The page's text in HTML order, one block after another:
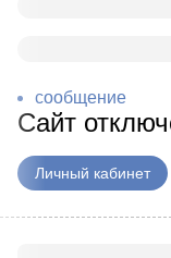
сообщение
Сайт
Личный кабинет